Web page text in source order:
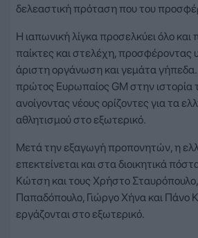
δελεαστική πρόταση που του
Η ιαπωνική λίγκα προσελκύει όλο και
παίκτες και στελέχη, προσφέροντας
άριστη οργάνωση και γεμάτα
πρώτος Ευρωπαίος GM στην ιστορία
ανοίγοντας νέους ορίζοντες για τα
αθλητισμού στο εξωτερικό.
Μετά την εξαγωγή προπονητών, η
επεκτείνεται και στα διοικητικά
Κώτση και τους Χρήστο
Παπαδόπουλο, Γιώργο Χήνα και Πάνο
εργάζονται στο εξωτερικό.